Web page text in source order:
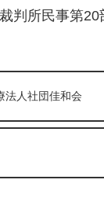
判所民事第20
法人社団佳和会